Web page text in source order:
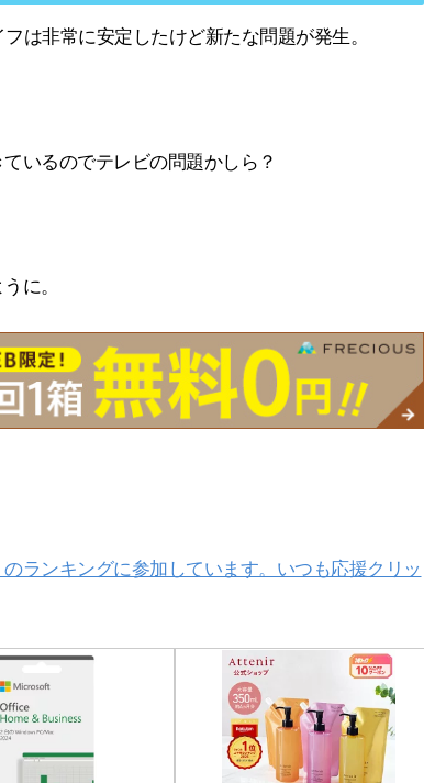
は非常に安定したけど新たな問題が発生。
いるのでテレビの問題かしら？
に。
ランキングに参加しています。いつも応援クリッ